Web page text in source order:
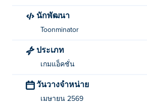
ฉันจะเล่น Push Titans ได้ฟรีได้อย่
คุณสามารถเล่น Push Titans ได้ฟรีบน
คอมพิวเตอร์ได้หรือไม่?
นักพัฒนา
Toonminator
ประเภท
เกมแอ็คชั่น
วันวางจำหน่าย
เมษายน 2569